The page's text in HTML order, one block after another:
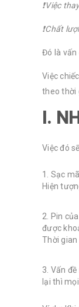
❗️Việc
❗️Chất
Đó là vấn
Việc
theo thời
I.
Việc đó
Sạc
Hiện
Pin
được
Thời
Vấn
lại thì